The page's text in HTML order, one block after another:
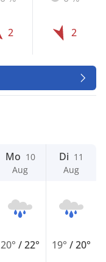
2 2
Mo 10
Aug
20°/22°
Di 11
Aug
19° /20°